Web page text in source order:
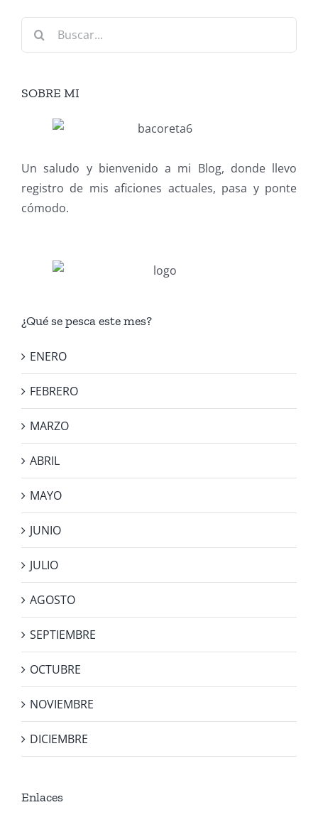
Buscar:
SOBRE MI
Un saludo y bienvenido a mi Blog, donde llevo
registro de mis aficiones actuales, pasa y ponte
cómodo.
¿Qué se pesca este mes?
ENERO
FEBRERO
MARZO
ABRIL
MAYO
JUNIO
JULIO
AGOSTO
SEPTIEMBRE
OCTUBRE
NOVIEMBRE
DICIEMBRE
Enlaces